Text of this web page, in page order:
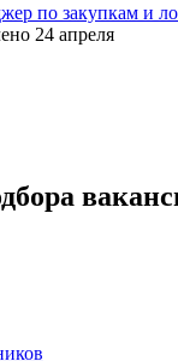
по закупкам и
24 апреля